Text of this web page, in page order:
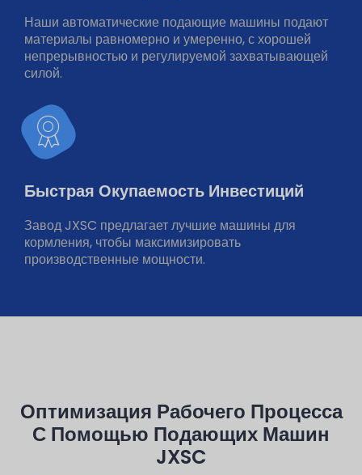
Наши автоматические подающие машины подают
материалы равномерно и умеренно, с хорошей
непрерывностью и регулируемой захватывающей
силой.
Быстрая Окупаемость Инвестиций
Завод JXSC предлагает лучшие машины для
кормления, чтобы максимизировать
производственные мощности.
Оптимизация Рабочего Процесса
С Помощью Подающих Машин
JXSC